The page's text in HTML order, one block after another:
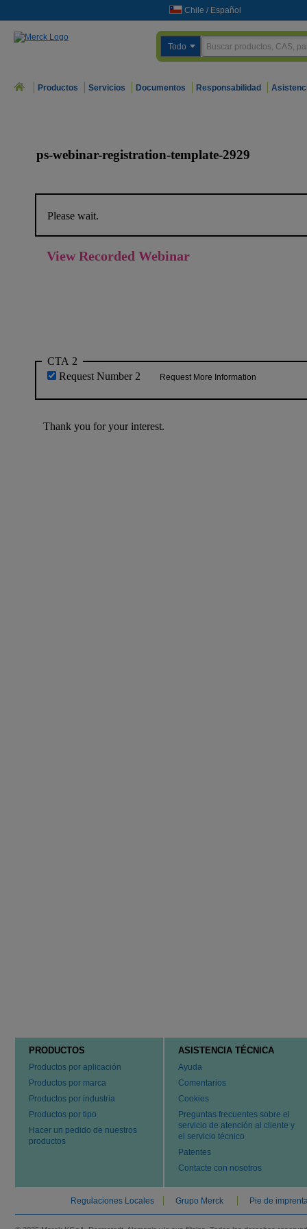
Chile / Español
Todo
Productos Servicios Documentos Responsabilidad
PRODUCTOS
Productos por aplicación
Productos por marca
Productos por industria
Productos por tipo
Hacer un pedido de nuestros
productos
ASISTENCIA TÉCNICA
Ayuda
Comentarios
Cookies
Preguntas frecuentes sobre el
servicio de atención al cliente y
el servicio técnico
Patentes
Contacte con nosotros
Regulaciones Locales Grupo Merck Pie de